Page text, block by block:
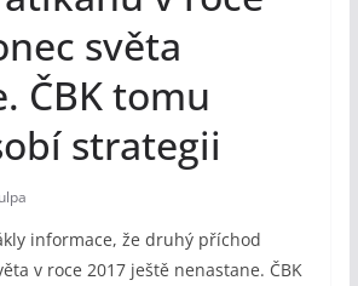
světa
ČBK tomu
strategii
informace, že druhý příchod
v roce 2017 ještě nenastane. ČBK